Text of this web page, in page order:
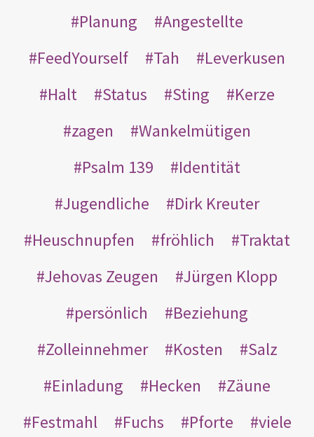
Planung
Angestellte
FeedYourself
Tah
Leverkusen
Halt
Status Sting
Kerze
zagen
Wankelmütigen
Psalm 139
Identität
Jugendliche
Dirk Kreuter
Heuschnupfen
fröhlich
Traktat
Jehovas Zeugen
Jürgen Klopp
persönlich
Beziehung
Zolleinnehmer
Kosten
Salz
Einladung
Hecken
Zäune
Festmahl
Fuchs Pforte viele